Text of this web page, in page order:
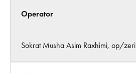
Operator
Sokrat Musha Asim Raxhimi, op/zeri